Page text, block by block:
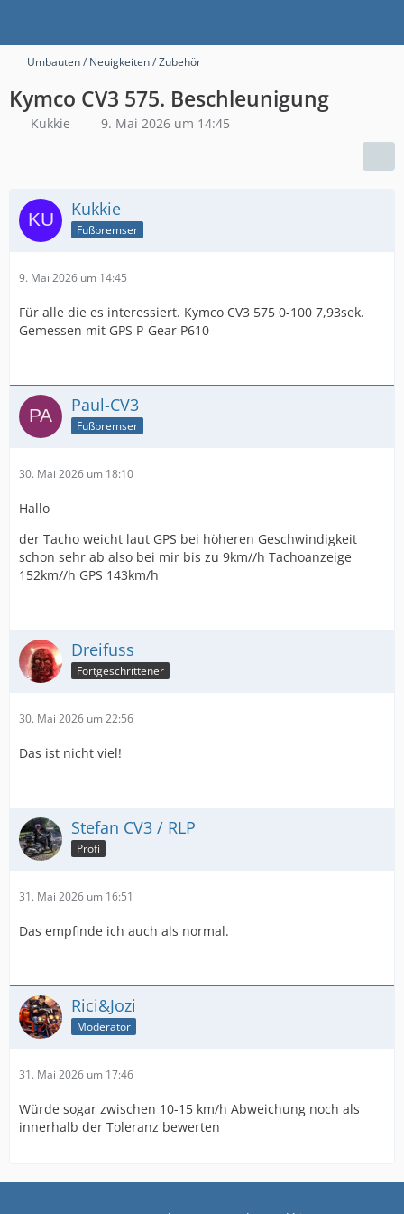
Umbauten / Neuigkeiten / Zubehör
Kymco CV3 575. Beschleunigung
Kukkie 9. Mai 2026 um 14:45
Kukkie
Fußbremser
9. Mai 2026 um 14:45
Für alle die es interessiert. Kymco CV3 575 0-100 7,93sek.
Gemessen mit GPS P-Gear P610
Paul-CV3
Fußbremser
30. Mai 2026 um 18:10
Hallo
der Tacho weicht laut GPS bei höheren Geschwindigkeit
schon sehr ab also bei mir bis zu 9km//h Tachoanzeige
152km//h GPS 143km/h
Dreifuss
Fortgeschrittener
30. Mai 2026 um 22:56
Das ist nicht viel!
Stefan CV3 / RLP
Profi
31. Mai 2026 um 16:51
Das empfinde ich auch als normal.
Rici&Jozi
Moderator
31. Mai 2026 um 17:46
Würde sogar zwischen 10-15 km/h Abweichung noch als
innerhalb der Toleranz bewerten